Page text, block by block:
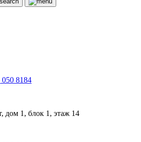
8184
дом 1, блок 1, этаж 14